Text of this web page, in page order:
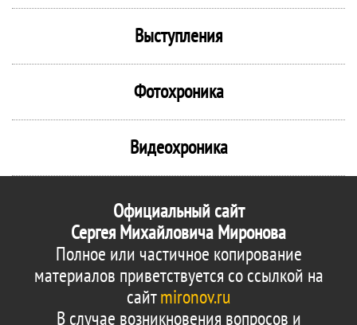
Выступления
Фотохроника
Видеохроника
Официальный сайт
Сергея Михайловича Миронова
Полное или частичное копирование
материалов приветствуется со ссылкой на
сайтmironov.ru
В случае возникновения вопросов и